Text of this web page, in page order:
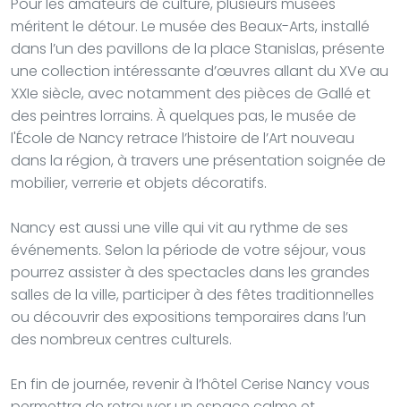
méritent le détour. Le musée des Beaux-Arts, installé
dans l’un des pavillons de la place Stanislas, présente
une collection intéressante d’œuvres allant du XVe au
XXIe siècle, avec notamment des pièces de Gallé et
des peintres lorrains. À quelques pas, le musée de
l'École de Nancy retrace l’histoire de l’Art nouveau
dans la région, à travers une présentation soignée de
mobilier, verrerie et objets décoratifs.
Nancy est aussi une ville qui vit au rythme de ses
événements. Selon la période de votre séjour, vous
pourrez assister à des spectacles dans les grandes
salles de la ville, participer à des fêtes traditionnelles
ou découvrir des expositions temporaires dans l’un
des nombreux centres culturels.
En fin de journée, revenir à l’hôtel Cerise Nancy vous